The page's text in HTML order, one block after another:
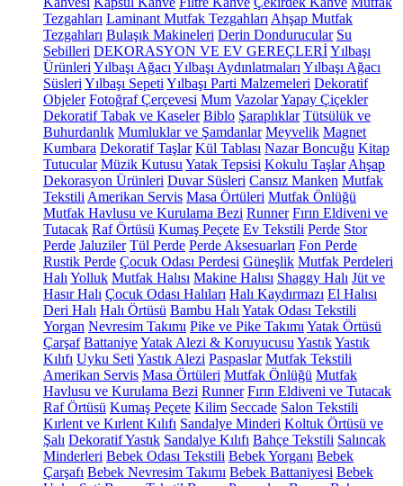
Tezgahları Laminant Mutfak Tezgahları Ahşap Mutfak
Tezgahları Bulaşık Makineleri Derin Dondurucular Su
Sebilleri DEKORASYON VE EV GEREÇLERİYılbaşı
Ürünleri Yılbaşı Ağacı Yılbaşı Aydınlatmaları Yılbaşı Ağacı
Süsleri Yılbaşı Sepeti Yılbaşı Parti Malzemeleri Dekoratif
Objeler Fotoğraf Çerçevesi Mum VazolarYapay Çiçekler
Dekoratif Tabak ve Kaseler Biblo Şaraplıklar Tütsülük ve
Buhurdanlık Mumluklar ve Şamdanlar Meyvelik Magnet
Kumbara Dekoratif Taşlar Kül Tablası Nazar Boncuğu Kitap
Tutucular Müzik Kutusu Yatak Tepsisi Kokulu Taşlar Ahşap
Dekorasyon Ürünleri Duvar Süsleri Cansız Manken Mutfak
Tekstili Amerikan Servis Masa Örtüleri Mutfak Önlüğü
Mutfak Havlusu ve Kurulama Bezi Runner Fırın Eldiveni ve
Tutacak Raf Örtüsü Kumaş Peçete Ev Tekstili Perde Stor
Perde Jaluziler Tül Perde Perde Aksesuarları Fon Perde
Rustik Perde Çocuk Odası Perdesi Güneşlik Mutfak Perdeleri
Halı Yolluk Mutfak Halısı Makine Halısı Shaggy Halı Jüt ve
Hasır Halı Çocuk Odası Halıları Halı Kaydırmazı El Halısı
Deri Halı Halı Örtüsü Bambu Halı Yatak Odası Tekstili
Yorgan Nevresim Takımı Pike ve Pike Takımı Yatak Örtüsü
Çarşaf BattaniyeYatak Alezi & Koruyucusu YastıkYastık
Kılıfı Uyku Seti Yastık Alezi Paspaslar Mutfak Tekstili
Amerikan Servis Masa Örtüleri Mutfak Önlüğü Mutfak
Havlusu ve Kurulama Bezi Runner Fırın Eldiveni ve Tutacak
Raf Örtüsü Kumaş Peçete Kilim Seccade Salon Tekstili
Kırlent ve Kırlent Kılıfı Sandalye Minderi Koltuk Örtüsü ve
Şalı Dekoratif Yastık Sandalye Kılıfı Bahçe Tekstili Salıncak
Minderleri Bebek Odası Tekstili Bebek Yorganı Bebek
Çarşafı Bebek Nevresim Takımı Bebek Battaniyesi Bebek